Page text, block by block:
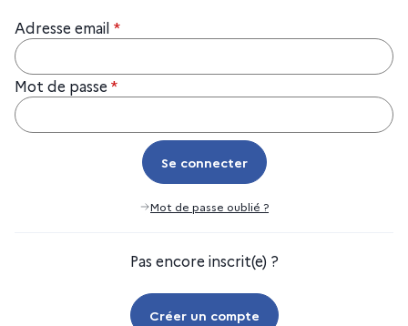
Adresse email *
Mot de passe *
Se connecter
Se connecter
Mot de passe oublié ?
Pas encore inscrit(e) ?
Créer un compte